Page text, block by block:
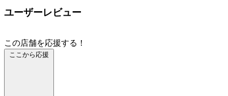
ユーザーレビュー
この店舗を応援する！
ここから応援